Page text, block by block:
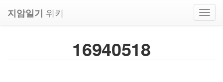
지암일기 위키
16940518